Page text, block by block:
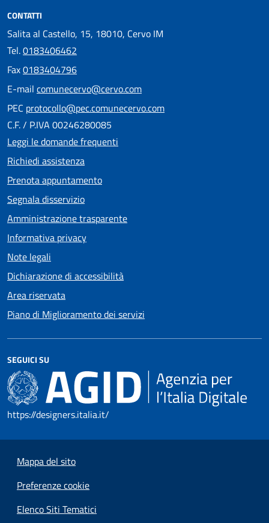
CONTATTI
Salita al Castello, 15, 18010, Cervo IM
Tel.0183406462
Fax0183404796
E-mail comunecervo@cervo.com
PEC protocollo@pec.comunecervo.com
C.F. / P.IVA 00246280085
Leggi le domande frequenti
Richiedi assistenza
Prenota appuntamento
Segnala disservizio
Amministrazione trasparente
Informativa privacy
Note legali
Dichiarazione di accessibilità
Area riservata
Piano di Miglioramento dei servizi
SEGUICI SU
https://designers.italia.it/
Mappa del sito
Preferenze cookie
Elenco Siti Tematici